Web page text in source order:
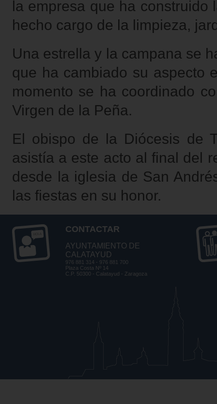
la empresa que ha construido
hecho cargo de la limpieza,
Una estrella y la campana se
que ha cambiado su aspecto
momento se ha coordinado
Virgen de la Peña.
El obispo de la Diócesis de
asistía a este acto al final del
desde la iglesia de San
las fiestas en su honor.
CONTACTAR
AYUNTAMIENTO DE
CALATAYUD
976 881 314 - 976 881 700
Plaza Costa Nº 14
C.P. 50300 - Calatayud - Zaragoza